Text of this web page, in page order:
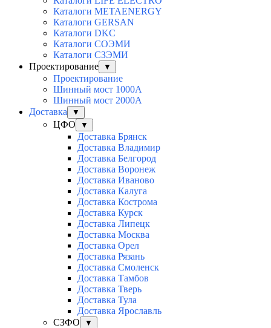
Каталоги METAENERGY
Каталоги GERSAN
Каталоги DKC
Каталоги СОЭМИ
Каталоги СЗЭМИ
Проектирование
▼
Проектирование
Шинный мост 1000А
Шинный мост 2000А
Доставка
▼
ЦФО ▼
Доставка Брянск
Доставка Владимир
Доставка Белгород
Доставка Воронеж
Доставка Иваново
Доставка Калуга
Доставка Кострома
Доставка Курск
Доставка Липецк
Доставка Москва
Доставка Орел
Доставка Рязань
Доставка Смоленск
Доставка Тамбов
Доставка Тверь
Доставка Тула
Доставка Ярославль
СЗФО
▼